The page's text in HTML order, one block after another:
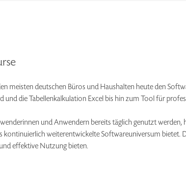
meisten deutschen Büros und Haushalten heute den
die Tabellenkalkulation Excel bis hin zum Tool für
und Anwendern bereits täglich genutzt
kontinuierlich weiterentwickelte Softwareuniversum bietet.
effektive Nutzung bieten.